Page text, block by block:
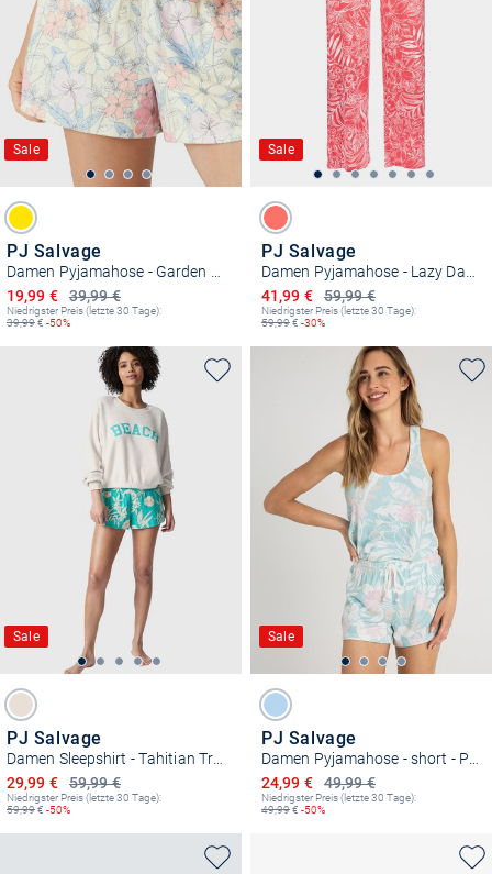
Sale
PJ Salvage
39,99 €
Ermäßigter Preis
19,99 €
Niedrigster Preis (letzte 30 Tage):
39,99€ -50%
Sale
PJ Salvage
59,99 €
Ermäßigter Preis
41,99 €
Niedrigster Preis (letzte 30 Tage):
59,99€ -30%
Sale
PJ Salvage
59,99 €
Ermäßigter Preis
29,99 €
Niedrigster Preis (letzte 30 Tage):
59,99€ -50%
Sale
PJ Salvage
49,99 €
Ermäßigter Preis
24,99 €
Niedrigster Preis (letzte 30 Tage):
49,99€ -50%